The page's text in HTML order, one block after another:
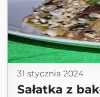
31 stycznia 2024
Sałatka z